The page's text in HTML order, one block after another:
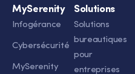
MySerenity
Infogérance
Cybersécurité
MySerenity
Solutions
Solutions
bureautiques
pour
entreprises